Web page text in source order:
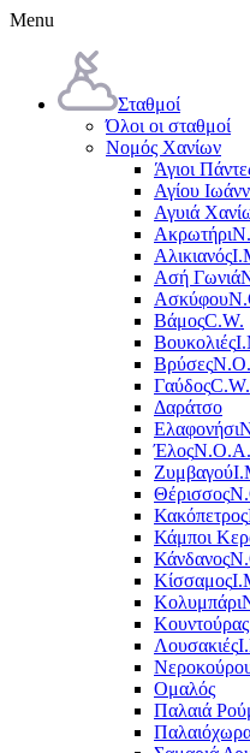
Menu
Σταθμοί
Όλοι οι σταθμοί
Νομός Χανίων
Άγιοι
Αγίου
Αγυιά
Ακρωτήρι
Αλικιανός
Ασή Γωνιά
Ασκύφου
ΒάμοςC.W.
Βουκολιές
Βρύσες
ΓαύδοςC.W.
Δαράτσο
Ελαφονήσι
ΈλοςΝ.Ο.Α.
Ζυμβαγού
Θέρισσος
Κακόπετρος
Κάμποι
Κάνδανος
Κίσσαμος
Κολυμπάρι
Λουσακιές
Ομαλός
Παλαιά